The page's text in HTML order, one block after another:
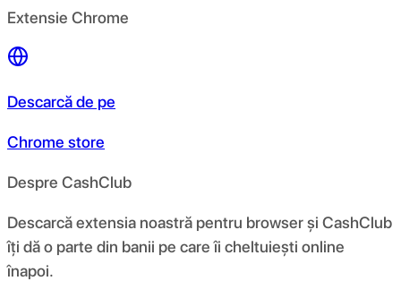
Extensie Chrome
Descarcă de pe
Chrome store
Despre CashClub
Descarcă extensia noastră pentru browser și CashClub
îți dă o parte din banii pe care îi cheltuiești online
înapoi.